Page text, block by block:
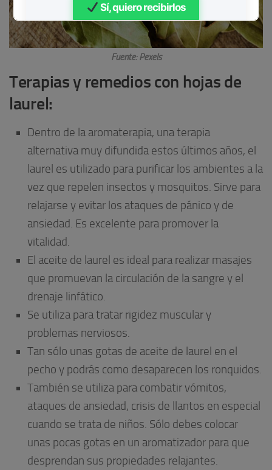
Fuente: Pexels
Terapias y remedios con hojas de
laurel:
Dentro de la aromaterapia, una terapia
alternativa muy difundida estos últimos años, el
laurel es utilizado para purificar los ambientes a la
vez que repelen insectos y mosquitos. Sirve para
relajarse y evitar los ataques de pánico y de
ansiedad. Es excelente para promover la
vitalidad.
El aceite de laurel es ideal para realizar masajes
que promuevan la circulación de la sangre y el
drenaje linfático.
Se utiliza para tratar rigidez muscular y
problemas nerviosos.
Tan sólo unas gotas de aceite de laurel en el
pecho y podrás como desaparecen los ronquidos.
También se utiliza para combatir vómitos,
ataques de ansiedad, crisis de llantos en especial
cuando se trata de niños. Sólo debes colocar
unas pocas gotas en un aromatizador para que
desprendan sus propiedades relajantes.
Sí, quiero recibirlos
Gratis • Sin spam